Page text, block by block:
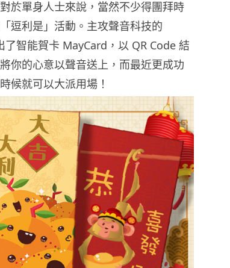
於單身人士來說，當然不少得團拜時
逗利是」活動。主攻聲音科技的
智能賀卡 MayCard，以 QR Code 結
你的心意以聲音送上，而最近更成功
候就可以大派用場！